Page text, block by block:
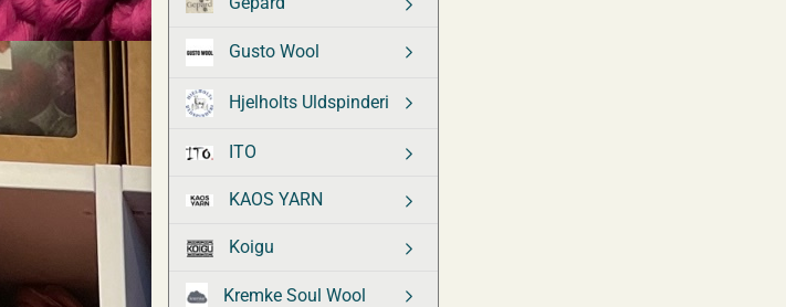
Gusto Wool
Hjelholts Uldspinderi
ITO
KAOS YARN
Koigu
Kremke Soul Wool